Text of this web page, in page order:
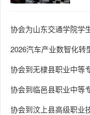
协会为山东交通学院学
2026汽车产业数智化转
协会到无棣县职业中等
协会到临邑县职业中等
协会到汶上县高级职业